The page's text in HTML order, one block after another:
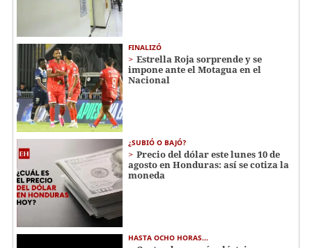
FINALIZÓ
Estrella Roja sorprende y se
impone ante el Motagua en el
Nacional
¿SUBIÓ O BAJÓ?
Precio del dólar este lunes 10 de
agosto en Honduras: así se cotiza la
moneda
HASTA OCHO HORAS...